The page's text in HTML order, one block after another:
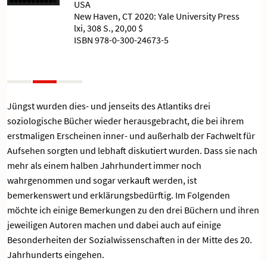
USA
New Haven, CT 2020: Yale University Press
lxi, 308 S., 20,00 $
ISBN 978-0-300-24673-5
Jüngst wurden dies- und jenseits des Atlantiks drei
soziologische Bücher wieder herausgebracht, die bei ihrem
erstmaligen Erscheinen inner- und außerhalb der Fachwelt für
Aufsehen sorgten und lebhaft diskutiert wurden. Dass sie nach
mehr als einem halben Jahrhundert immer noch
wahrgenommen und sogar verkauft werden, ist
bemerkenswert und erklärungsbedürftig. Im Folgenden
möchte ich einige Bemerkungen zu den drei Büchern und ihren
jeweiligen Autoren machen und dabei auch auf einige
Besonderheiten der Sozialwissenschaften in der Mitte des 20.
Jahrhunderts eingehen.